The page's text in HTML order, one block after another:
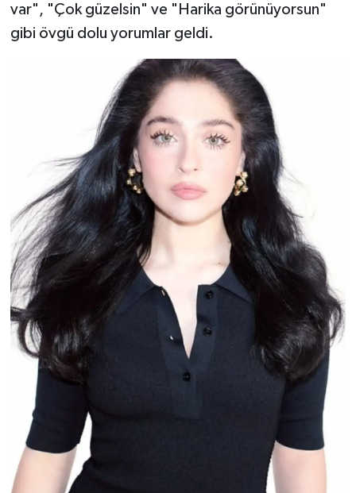
var", "Çok güzelsin" ve "Harika görünüyorsun"
gibi övgü dolu yorumlar geldi.